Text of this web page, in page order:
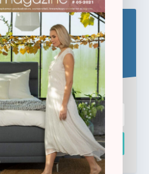
de hoogte!
de gratis e-newsletter.